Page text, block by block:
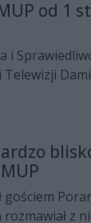
od 1
i
gościem
z